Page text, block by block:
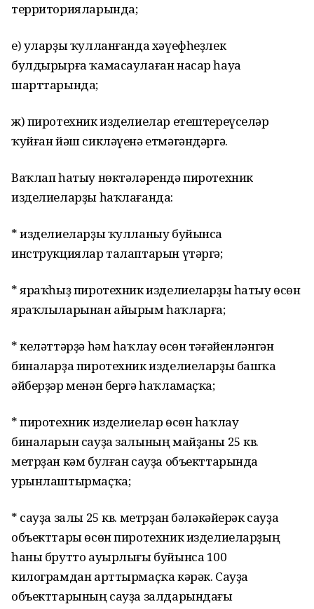
территорияларында;
е) уларҙы ҡулланғанда хәүефһеҙлек
булдырырға ҡамасаулаған насар һауа
шарттарында;
ж) пиротехник изделиелар етештереүселәр
ҡуйған йәш сикләүенә етмәгәндәргә.
Ваҡлап һатыу нөктәләрендә пиротехник
изделиеларҙы һаҡлағанда:
* изделиеларҙы ҡулланыу буйынса
инструкциялар талаптарын үтәргә;
* яраҡһыҙ пиротехник изделиеларҙы һатыу өсөн
яраҡлыларынан айырым һаҡларға;
* келәттәрҙә һәм һаҡлау өсөн тәғәйенләнгән
биналарҙа пиротехник изделиеларҙы башҡа
әйберҙәр менән бергә һаҡламаҫҡа;
* пиротехник изделиелар өсөн һаҡлау
биналарын сауҙа залының майҙаны 25 кв.
метрҙан кәм булған сауҙа объекттарында
урынлаштырмаҫҡа;
* сауҙа залы 25 кв. метрҙан бәләкәйерәк сауҙа
объекттары өсөн пиротехник изделиеларҙың
һаны брутто ауырлығы буйынса 100
килограмдан арттырмаҫҡа кәрәк. Сауҙа
объекттарының сауҙа залдарындағы